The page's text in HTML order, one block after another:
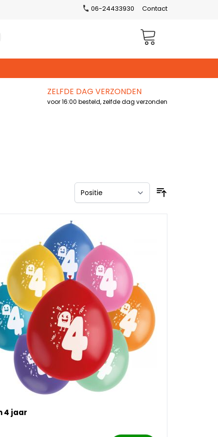
06-24433930 Contact
Winkelwagen
ZELFDE DAG VERZONDEN
voor 16:00 besteld, zelfde dag verzonden
4 jaar